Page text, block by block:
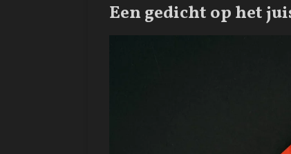
Een gedicht op het